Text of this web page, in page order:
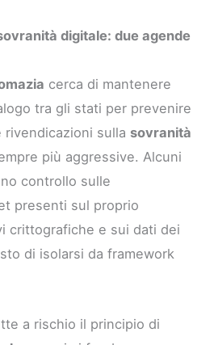
digitale: due agende
cerca di mantenere
tra gli stati per prevenire
sulla sovranità
più aggressive. Alcuni
controllo sulle
presenti sul proprio
crittografiche e sui dati dei
di isolarsi da framework
a rischio il principio di